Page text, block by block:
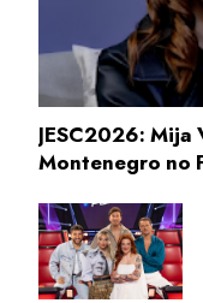
JESC2026:
Montenegro no